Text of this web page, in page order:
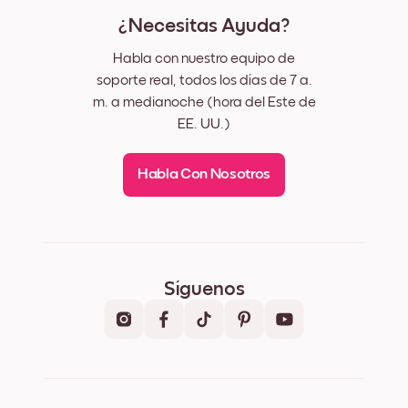
¿Necesitas Ayuda?
Habla con nuestro equipo de
soporte real, todos los días de 7 a.
m. a medianoche (hora del Este de
EE. UU.)
Habla Con Nosotros
Síguenos